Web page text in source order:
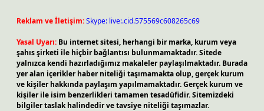
Reklam ve İletişim:Skype: live:.cid.575569c608265c69
Yasal Uyarı: Bu internet sitesi, herhangi bir marka, kurum veya
şahıs şirketi ile hiçbir bağlantısı bulunmamaktadır. Sitede
yalnızca kendi hazırladığımız makaleler paylaşılmaktadır. Burada
yer alan içerikler haber niteliği taşımamakta olup, gerçek kurum
ve kişiler hakkında paylaşım yapılmamaktadır. Gerçek kurum ve
kişiler ile isim benzerlikleri tamamen tesadüfidir. Sitemizdeki
bilgiler taslak halindedir ve tavsiye niteliği taşımazlar.